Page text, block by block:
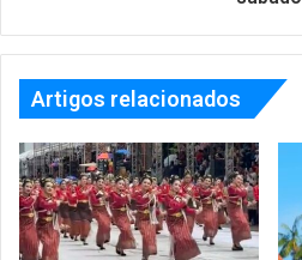
Artigos relacionados